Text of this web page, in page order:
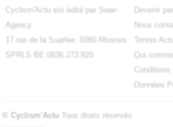
Cyclism'Actu est édité par Swar-
Agency
17 rue de la Suarlée, 5080 Rhisnes
SPRLS BE 0836.273.820
Devenir
Nous
Tennis
Qui
Données
© Cyclism'Actu Tous droits réservés